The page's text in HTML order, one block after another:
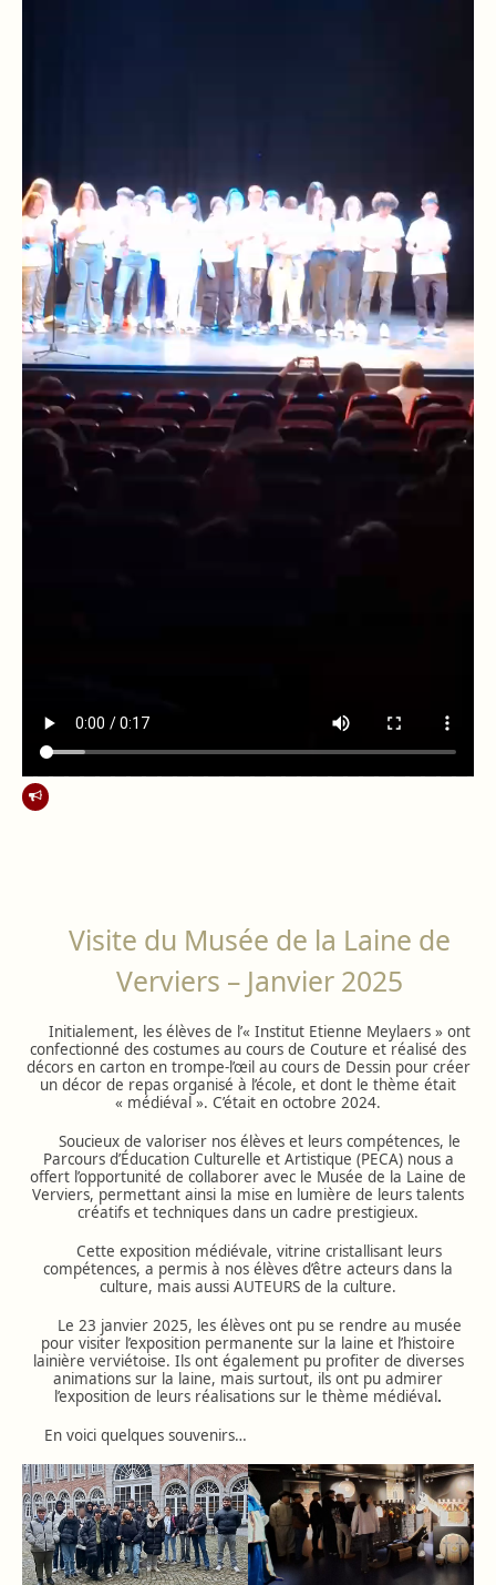
Visite du Musée de la Laine de
Verviers – Janvier 2025
Initialement, les élèves de l’« Institut Etienne Meylaers » ont
confectionné des costumes au cours de Couture et réalisé des
décors en carton en trompe-l’œil au cours de Dessin pour créer
un décor de repas organisé à l’école, et dont le thème était
« médiéval ». C’était en octobre 2024.
Soucieux de valoriser nos élèves et leurs compétences, le
Parcours d’Éducation Culturelle et Artistique (PECA) nous a
offert l’opportunité de collaborer avec le Musée de la Laine de
Verviers, permettant ainsi la mise en lumière de leurs talents
créatifs et techniques dans un cadre prestigieux.
Cette exposition médiévale, vitrine cristallisant leurs
compétences, a permis à nos élèves d’être acteurs dans la
culture, mais aussi AUTEURS de la culture.
Le 23 janvier 2025, les élèves ont pu se rendre au musée
pour visiter l’exposition permanente sur la laine et l’histoire
lainière verviétoise. Ils ont également pu profiter de diverses
animations sur la laine, mais surtout, ils ont pu admirer
l’exposition de leurs réalisations sur le thème médiéval.
En voici quelques souvenirs…